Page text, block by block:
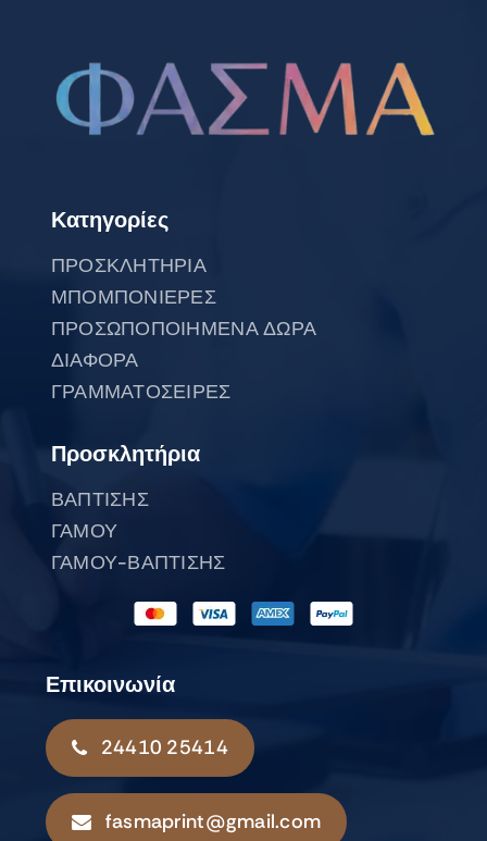
Κατηγορίες
ΠΡΟΣΚΛΗΤΗΡΙΑ
ΜΠΟΜΠΟΝΙΕΡΕΣ
ΠΡΟΣΩΠΟΠΟΙΗΜΕΝΑ ΔΩΡΑ
ΔΙΑΦΟΡΑ
ΓΡΑΜΜΑΤΟΣΕΙΡΕΣ
Προσκλητήρια
ΒΑΠΤΙΣΗΣ
ΓΑΜΟΥ
ΓΑΜΟΥ-ΒΑΠΤΙΣΗΣ
Επικοινωνία
24410 25414
fasmaprint@gmail.com